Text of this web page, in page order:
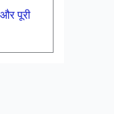
पूरी